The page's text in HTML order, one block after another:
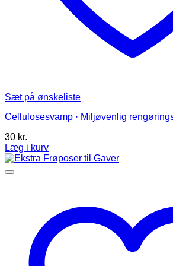
Sæt på ønskeliste
Cellulosesvamp · Miljøvenlig
30 kr.
Læg i kurv
Dette
vare
Mulighederne
varesiden